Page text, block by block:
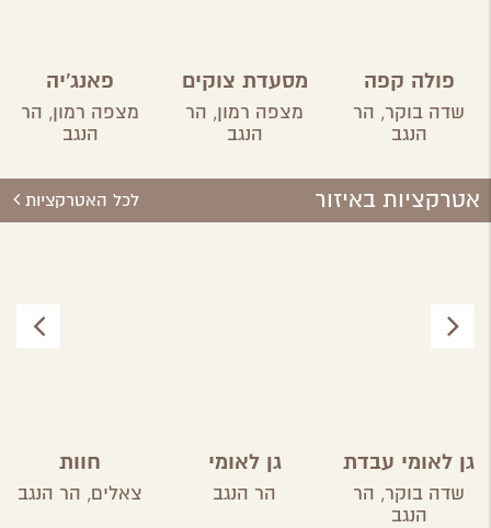
פולה קפה
שדה בוקר, הר
הנגב
מסעדת צוקים
מצפה רמון, הר
הנגב
פאנג'יה
מצפה רמון, הר
הנגב
אטרקציות באיזור לכל האטרקציות
גן לאומי עבדת
שדה בוקר, הר
הנגב
גן לאומי
ממשית
הר הנגב
חוות
הקקטוסים
צאלים, הר הנגב